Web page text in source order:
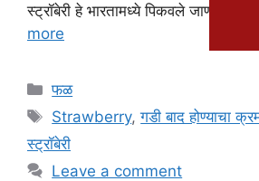
स्ट्रॉबेरी हे भारतामध्ये पिकवले जाणारे एक
more
Categories
फळ
Tags
Strawberry,गडी बाद होण्याचा
स्ट्रॉबेरी
Leave a comment